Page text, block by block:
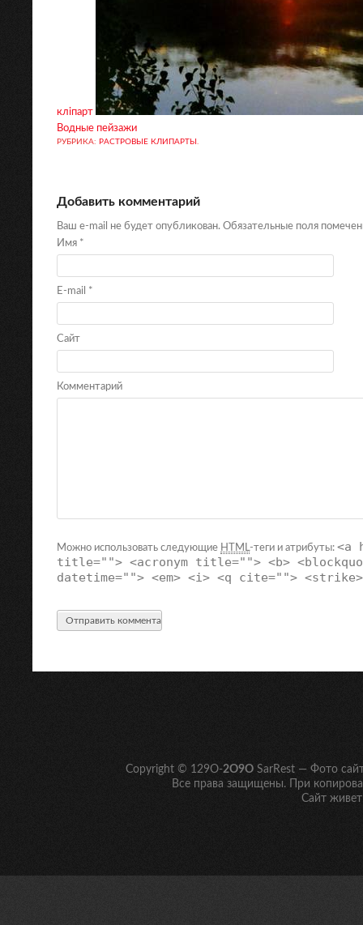
кліпарт
Водные пейзажи
РУБРИКА: РАСТРОВЫЕ КЛИПАРТЫ .
Добавить комментарий
Ваш e-mail не будет опубликован. Обязательные поля
Имя *
E-mail *
Сайт
Комментарий
Можно использовать следующие HTML-теги и атрибуты: <a
title=""> <acronym title=""> <b>
datetime=""> <em> <i> <q cite="">
Copyright © 129O-2O9O SarRest — Фото
Все права защищены. При
Сайт живет